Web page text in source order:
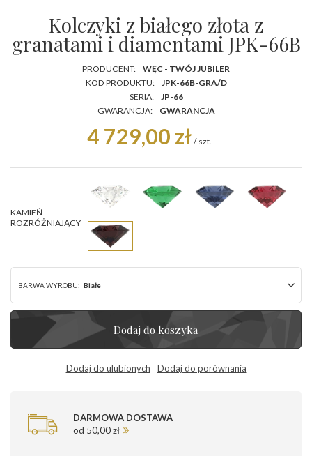
Kolczyki z białego złota z
granatami i diamentami JPK-66B
PRODUCENT:
WĘC - TWÓJ JUBILER
KOD PRODUKTU:
JPK-66B-GRA/D
SERIA:
JP-66
GWARANCJA:
GWARANCJA
4 729,00 zł / szt.
KAMIEŃ
ROZRÓŻNIAJĄCY
BARWA WYROBU: Białe
Dodaj do koszyka
Dodaj do ulubionych Dodaj do porównania
DARMOWA DOSTAWA
od 50,00 zł